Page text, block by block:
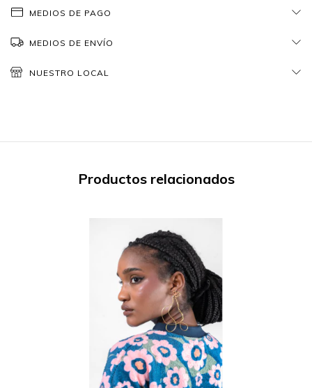
MEDIOS DE PAGO
MEDIOS DE ENVÍO
NUESTRO LOCAL
Productos relacionados